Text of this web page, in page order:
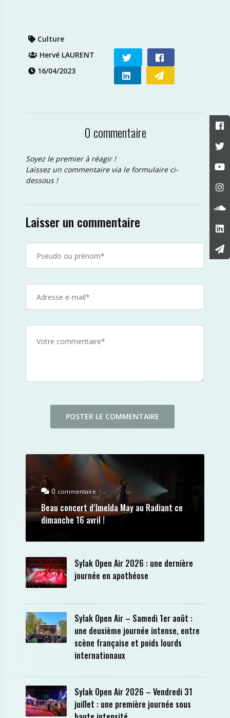
Culture
Hervé LAURENT
16/04/2023
0 commentaire
Soyez le premier à réagir !
Laissez un commentaire via le formulaire ci-
dessous !
Laisser un commentaire
0 commentaire
Beau concert d’Imelda May au Radiant ce
dimanche 16 avril !
Sylak Open Air 2026 : une dernière
journée en apothéose
Sylak Open Air – Samedi 1er août :
une deuxième journée intense, entre
scène française et poids lourds
internationaux
Sylak Open Air 2026 – Vendredi 31
juillet : une première journée sous